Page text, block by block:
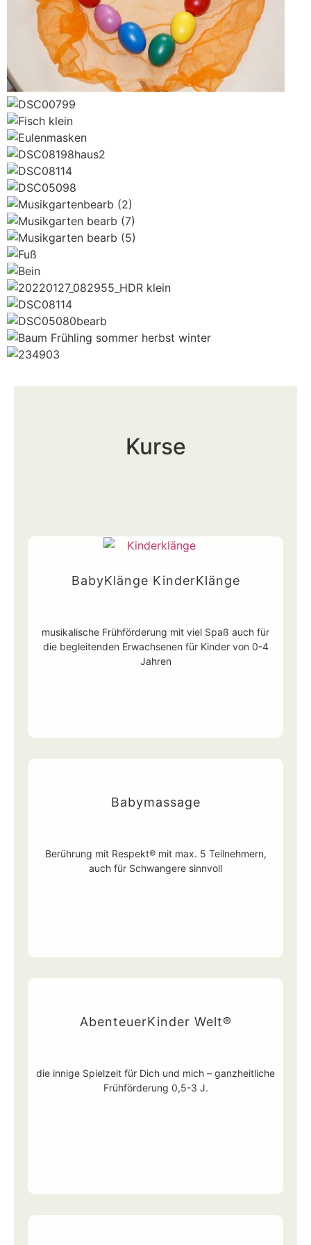
Kurse
BabyKlänge KinderKlänge
musikalische Frühförderung mit viel Spaß auch für
die begleitenden Erwachsenen für Kinder von 0-4
Jahren
Babymassage
Berührung mit Respekt® mit max. 5 Teilnehmern,
auch für Schwangere sinnvoll
AbenteuerKinder Welt®
die innige Spielzeit für Dich und mich – ganzheitliche
Frühförderung 0,5-3 J.